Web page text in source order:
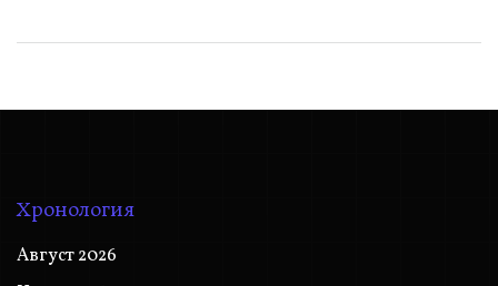
Хронология
Август 2026